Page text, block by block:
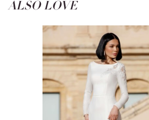
ALSO LOVE